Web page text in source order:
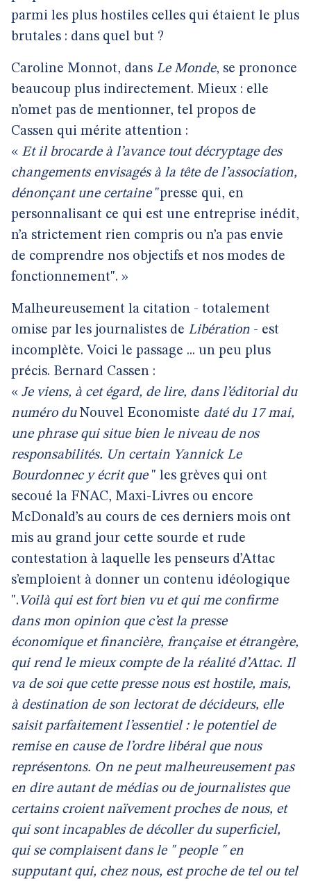
parmi les plus hostiles celles qui étaient le plus
brutales : dans quel but ?
Caroline Monnot, dans Le Monde, se prononce
beaucoup plus indirectement. Mieux : elle
n’omet pas de mentionner, tel propos de
Cassen qui mérite attention :
« Et il brocarde à l’avance tout décryptage des
changements envisagés à la tête de l’association,
dénonçant une certaine"presse qui, en
personnalisant ce qui est une entreprise inédit,
n’a strictement rien compris ou n’a pas envie
de comprendre nos objectifs et nos modes de
fonctionnement". »
Malheureusement la citation - totalement
omise par les journalistes de Libération - est
incomplète. Voici le passage ... un peu plus
précis. Bernard Cassen :
« Je viens, à cet égard, de lire, dans l’éditorial du
numéro duNouvel Economiste daté du 17 mai,
une phrase qui situe bien le niveau de nos
responsabilités. Un certain Yannick Le
Bourdonnec y écrit que" les grèves qui ont
secoué la FNAC, Maxi-Livres ou encore
McDonald’s au cours de ces derniers mois ont
mis au grand jour cette sourde et rude
contestation à laquelle les penseurs d’Attac
s’emploient à donner un contenu idéologique
". Voilà qui est fort bien vu et qui me confirme
dans mon opinion que c’est la presse
économique et financière, française et étrangère,
qui rend le mieux compte de la réalité d’Attac. Il
va de soi que cette presse nous est hostile, mais,
à destination de son lectorat de décideurs, elle
saisit parfaitement l’essentiel : le potentiel de
remise en cause de l’ordre libéral que nous
représentons. On ne peut malheureusement pas
en dire autant de médias ou de journalistes que
certains croient naïvement proches de nous, et
qui sont incapables de décoller du superficiel,
qui se complaisent dans le " people " en
supputant qui, chez nous, est proche de tel ou tel